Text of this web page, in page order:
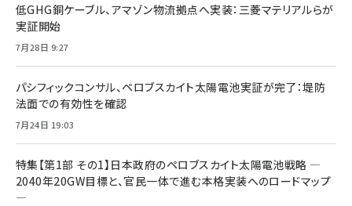
低GHG銅ケーブル、アマゾン物流拠点へ実装：三菱マテリアルらが
実証開始
7月28日 9:27
パシフィックコンサル、ペロブスカイト太陽電池実証が完了：堤防
法面での有効性を確認
7月24日 19:03
特集【第1部 その1】日本政府のペロブスカイト太陽電池戦略 ―
2040年20GW目標と、官民一体で進む本格実装へのロードマップ
―